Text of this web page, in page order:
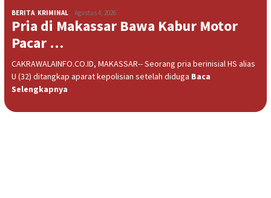
BERITA KRIMINAL Agustus 4, 2026
Pria di Makassar Bawa Kabur Motor
Pacar …
CAKRAWALAINFO.CO.ID, MAKASSAR-- Seorang pria berinisial HS alias
U (32) ditangkap aparat kepolisian setelah diduga Baca
Selengkapnya